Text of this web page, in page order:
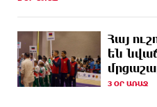
ԱՌԱՋ
առողջական վիճակն
Սողոմոնյան
3 ԺԱՄ
ԱՌԱՋ
Ֆասթ Բանկը
դրամ ընդհանուր
Հայ
են
3 ՕՐ ԱՌԱՋ